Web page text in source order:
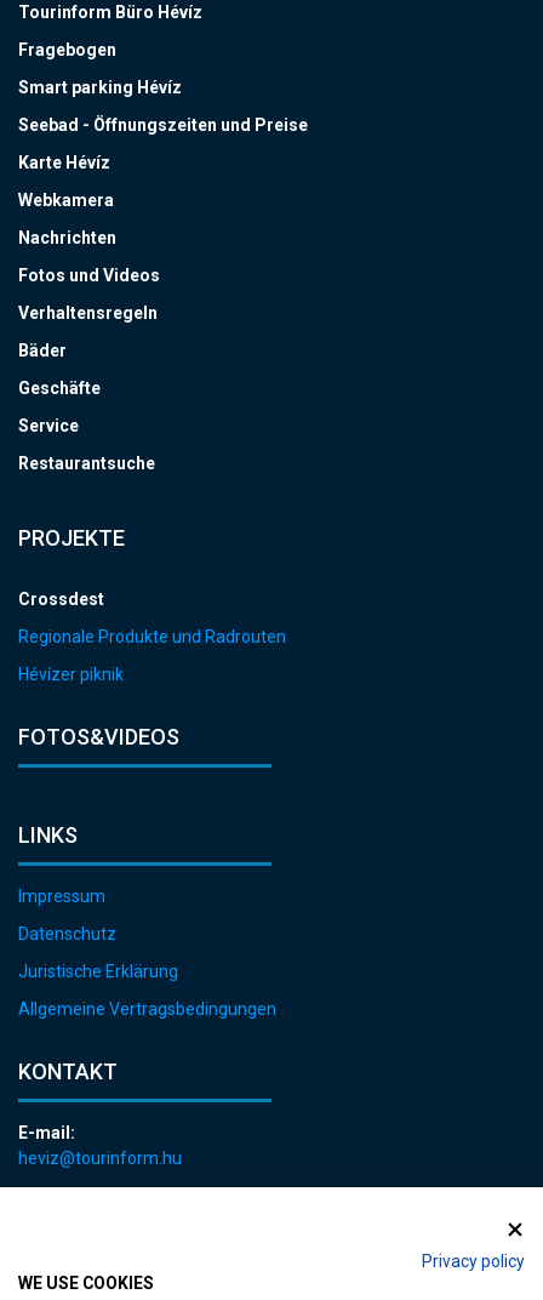
Privacy policy
WE USE COOKIES
Tourinform Büro Hévíz
Fragebogen
Smart parking Hévíz
Seebad - Öffnungszeiten und Preise
Karte Hévíz
Webkamera
Nachrichten
Fotos und Videos
Verhaltensregeln
Bäder
Geschäfte
Service
Restaurantsuche
PROJEKTE
Crossdest
Regionale Produkte und Radrouten
Hévízer piknik
FOTOS&VIDEOS
LINKS
Impressum
Datenschutz
Juristische Erklärung
Allgemeine Vertragsbedingungen
KONTAKT
E-mail:
heviz@tourinform.hu